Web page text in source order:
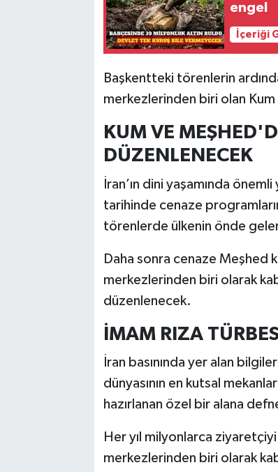
engel
İçeriği
Başkentteki törenlerin
merkezlerinden biri olan
KUM VE
DÜZENLENECEK
İran’ın dini yaşamında
tarihinde cenaze
törenlerde ülkenin önde
Daha sonra cenaze Meşhed
merkezlerinden biri olarak
düzenlenecek.
İMAM RIZA
İran basınında yer alan
dünyasının en kutsal
hazırlanan özel bir alana
Her yıl milyonlarca
merkezlerinden biri olarak